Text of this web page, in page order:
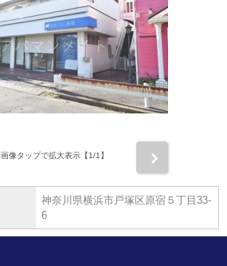
画像タップで拡大表示【1/1】
神奈川県横浜市戸塚区原宿５丁目33-
6